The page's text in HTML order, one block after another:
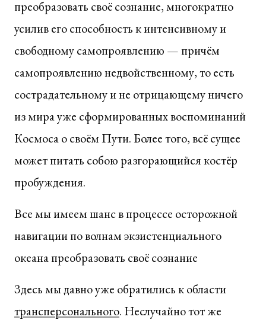
преобразовать своё сознание, многократно
усилив его способность к интенсивному и
свободному самопроявлению — причём
самопроявлению недвойственному, то есть
сострадательному и не отрицающему ничего
из мира уже сформированных воспоминаний
Космоса о своём Пути. Более того, всё сущее
может питать собою разгорающийся костёр
пробуждения.
Все мы имеем шанс в процессе осторожной
навигации по волнам экзистенциального
океана преобразовать своё сознание
Здесь мы давно уже обратились к области
трансперсонального. Неслучайно тот же